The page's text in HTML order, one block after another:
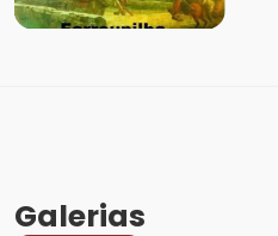
Galerias